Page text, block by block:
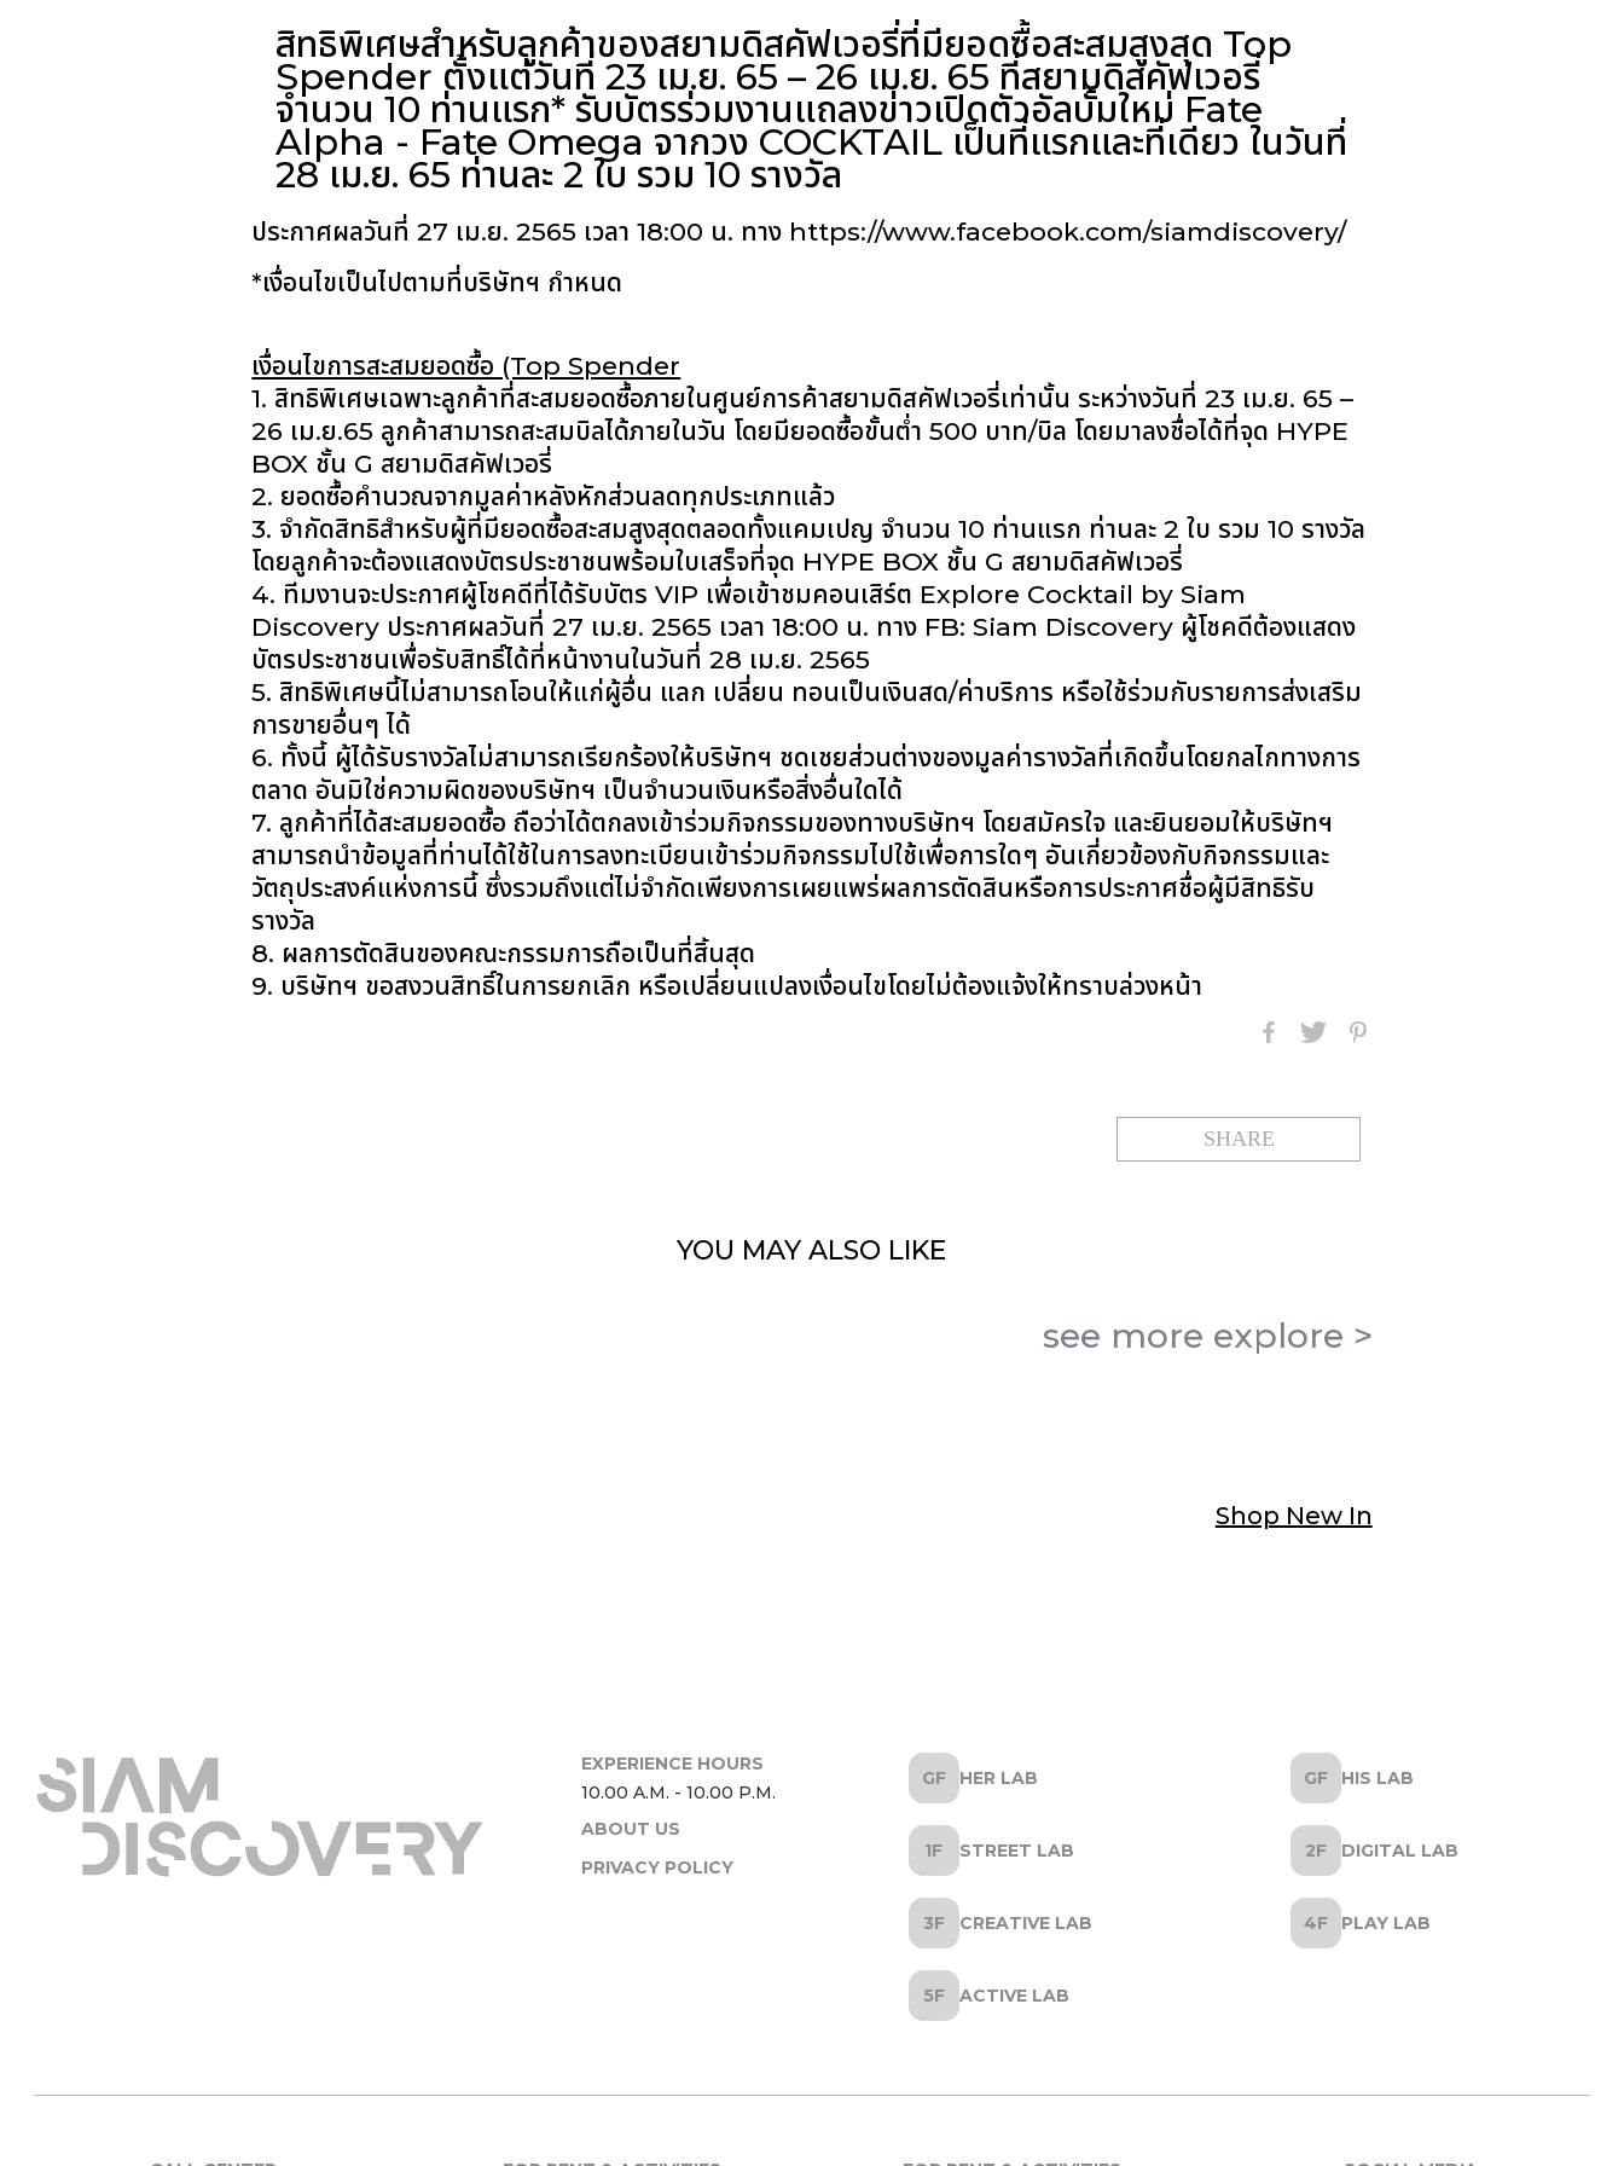
สิทธิพิเศษสำหรับลูกค้าของสยามดิสคัฟเวอรี่ที่มียอดซื้อสะสมสูงสุด Top
Spender ตั้งแต่วันที่ 23 เม.ย. 65 – 26 เม.ย. 65 ที่สยามดิสคัฟเวอรี่
จำนวน 10 ท่านแรก* รับบัตรร่วมงานแถลงข่าวเปิดตัวอัลบั้มใหม่ Fate
Alpha - Fate Omega จากวง COCKTAIL เป็นที่แรกและที่เดียว ในวันที่
28 เม.ย. 65 ท่านละ 2 ใบ รวม 10 รางวัล
ประกาศผลวันที่ 27 เม.ย. 2565 เวลา 18:00 น. ทาง https://www.facebook.com/siamdiscovery/
*เงื่อนไขเป็นไปตามที่บริษัทฯ กำหนด
เงื่อนไขการสะสมยอดซื้อ (Top Spender
1. สิทธิพิเศษเฉพาะลูกค้าที่สะสมยอดซื้อภายในศูนย์การค้าสยามดิสคัฟเวอรี่เท่านั้น ระหว่างวันที่ 23 เม.ย. 65 –
26 เม.ย.65 ลูกค้าสามารถสะสมบิลได้ภายในวัน โดยมียอดซื้อขั้นต่ำ 500 บาท/บิล โดยมาลงชื่อได้ที่จุด HYPE
BOX ชั้น G สยามดิสคัฟเวอรี่
2. ยอดซื้อคำนวณจากมูลค่าหลังหักส่วนลดทุกประเภทแล้ว
3. จำกัดสิทธิสำหรับผู้ที่มียอดซื้อสะสมสูงสุดตลอดทั้งแคมเปญ จำนวน 10 ท่านแรก ท่านละ 2 ใบ รวม 10 รางวัล
โดยลูกค้าจะต้องแสดงบัตรประชาชนพร้อมใบเสร็จที่จุด HYPE BOX ชั้น G สยามดิสคัฟเวอรี่
4. ทีมงานจะประกาศผู้โชคดีที่ได้รับบัตร VIP เพื่อเข้าชมคอนเสิร์ต Explore Cocktail by Siam
Discovery ประกาศผลวันที่ 27 เม.ย. 2565 เวลา 18:00 น. ทาง FB: Siam Discovery ผู้โชคดีต้องแสดง
บัตรประชาชนเพื่อรับสิทธิ์ได้ที่หน้างานในวันที่ 28 เม.ย. 2565
5. สิทธิพิเศษนี้ไม่สามารถโอนให้แก่ผู้อื่น แลก เปลี่ยน ทอนเป็นเงินสด/ค่าบริการ หรือใช้ร่วมกับรายการส่งเสริม
การขายอื่นๆ ได้
6. ทั้งนี้ ผู้ได้รับรางวัลไม่สามารถเรียกร้องให้บริษัทฯ ชดเชยส่วนต่างของมูลค่ารางวัลที่เกิดขึ้นโดยกลไกทางการ
ตลาด อันมิใช่ความผิดของบริษัทฯ เป็นจำนวนเงินหรือสิ่งอื่นใดได้
7. ลูกค้าที่ได้สะสมยอดซื้อ ถือว่าได้ตกลงเข้าร่วมกิจกรรมของทางบริษัทฯ โดยสมัครใจ และยินยอมให้บริษัทฯ
สามารถนำข้อมูลที่ท่านได้ใช้ในการลงทะเบียนเข้าร่วมกิจกรรมไปใช้เพื่อการใดๆ อันเกี่ยวข้องกับกิจกรรมและ
วัตถุประสงค์แห่งการนี้ ซึ่งรวมถึงแต่ไม่จำกัดเพียงการเผยแพร่ผลการตัดสินหรือการประกาศชื่อผู้มีสิทธิรับ
รางวัล
8. ผลการตัดสินของคณะกรรมการถือเป็นที่สิ้นสุด
9. บริษัทฯ ขอสงวนสิทธิ์ในการยกเลิก หรือเปลี่ยนแปลงเงื่อนไขโดยไม่ต้องแจ้งให้ทราบล่วงหน้า
SHARE
YOU MAYALSO LIKE
see more explore >
Shop New In
ABOUT US
PRIVACY POLICY
HER LAB HIS LAB
STREET LAB DIGITAL LAB
CREATIVE LAB PLAY LAB
ACTIVE LAB